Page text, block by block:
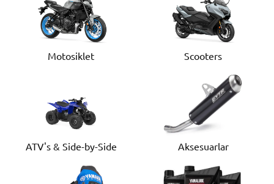
Motosiklet Scooters
ATV's & Side-by-Side Aksesuarlar